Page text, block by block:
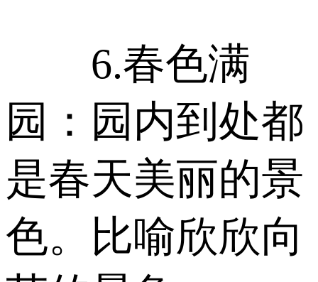
6.春色满
园：园内到处都
是春天美丽的景
色。比喻欣欣向